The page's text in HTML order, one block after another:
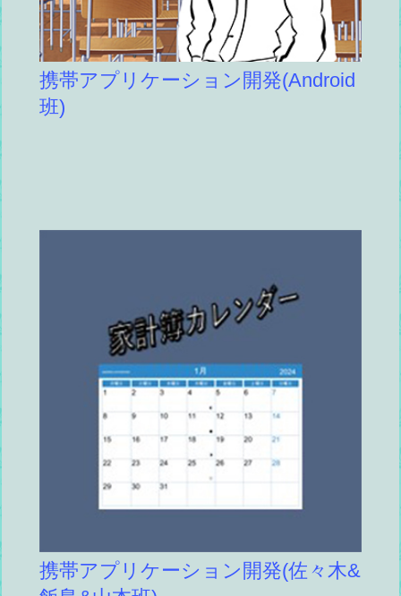
携帯アプリケーション開発(Android
班)
携帯アプリケーション開発(佐々木&